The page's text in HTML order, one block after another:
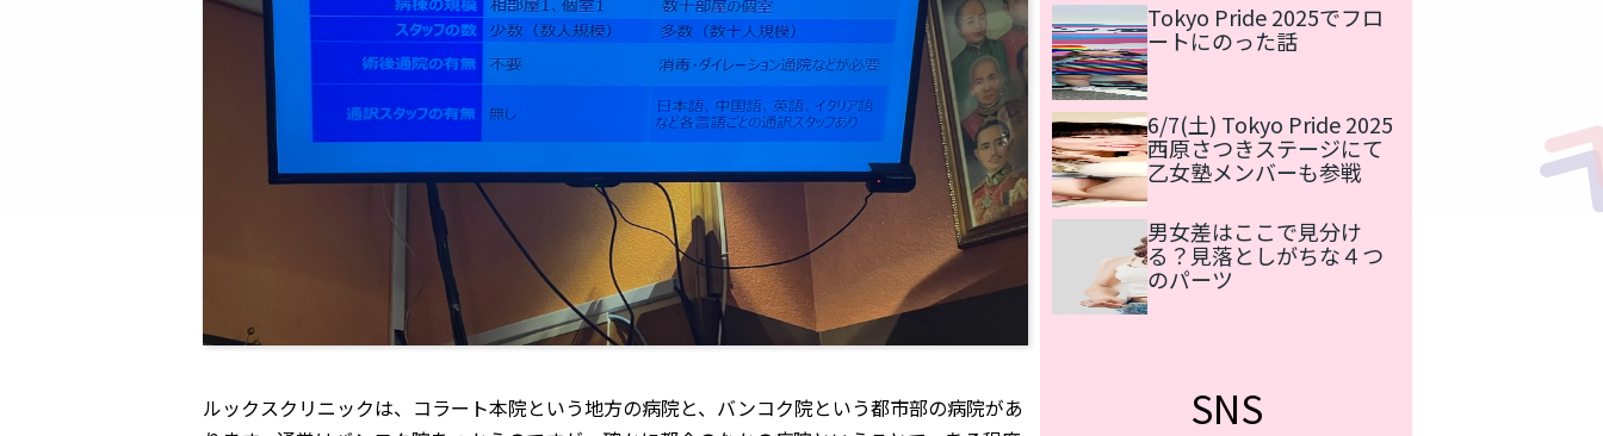
ルックスクリニックは、コラート本院という地方の病院と、バンコク院という都市部の病院があ
Tokyo Pride 2025でフロ
ートにのった話
6/7(土) Tokyo Pride 2025
西原さつきステージにて
乙女塾メンバーも参戦
男女差はここで見分け
る？見落としがちな４つ
のパーツ
SNS